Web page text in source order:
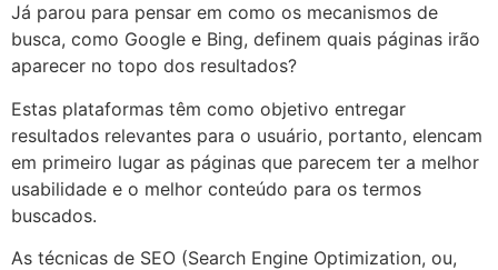
Já parou para pensar em como os mecanismos de
busca, como Google e Bing, definem quais páginas irão
aparecer no topo dos resultados?
Estas plataformas têm como objetivo entregar
resultados relevantes para o usuário, portanto, elencam
em primeiro lugar as páginas que parecem ter a melhor
usabilidade e o melhor conteúdo para os termos
buscados.
As técnicas de SEO (Search Engine Optimization, ou,